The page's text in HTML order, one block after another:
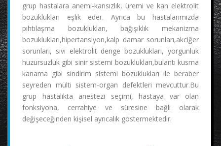
grup hastalara anemi-kansızlık, üremi ve kan elektrolit
bozuklukları eşlik eder. Ayrıca bu hastalarımızda
pıhtılaşma bozuklukları, bağışıklık mekanizma
bozuklukları,hipertansiyon,kalp damar sorunları,akciğer
sorunları, sıvı elektrolit denge bozuklukları, yorgunluk
huzursuzluk gibi sinir sistemi bozuklukları,bulantı kusma
kanama gibi sindirim sistemi bozuklukları ile beraber
seyreden mülti sistem-organ defektleri mevcuttur.Bu
grup hastalıkta anestezi seçimi, hastaya var olan
fonksiyona, cerrahiye ve süresine bağlı olarak
değişeceğinden kişisel ayrıcalık göstermektedir.